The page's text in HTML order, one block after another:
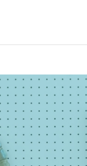
新品住宅設備買取